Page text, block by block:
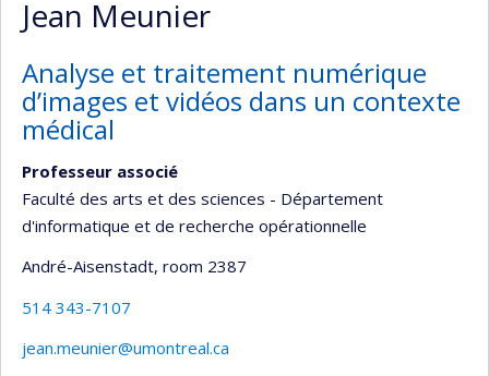
Jean Meunier
Analyse et traitement numérique
d’images et vidéos dans un contexte
médical
Professeur associé
Faculté des arts et des sciences - Département
d'informatique et de recherche opérationnelle
André-Aisenstadt, room 2387
514 343-7107
jean.meunier@umontreal.ca